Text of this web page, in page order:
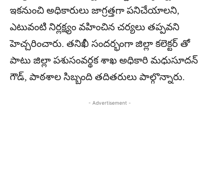
ఇకనుంచి అధికారులు జాగ్రత్తగా పనిచేయాలని,
ఎటువంటి నిర్లక్ష్యం వహించిన చర్యలు తప్పవని
హెచ్చరించారు. తనిఖీ సందర్భంగా జిల్లా కలెక్టర్ తో
పాటు జిల్లా పశుసంవర్థక శాఖ అధికారి మధుసూదన్
గౌడ్, పాఠశాల సిబ్బంది తదితరులు పాల్గొన్నారు.
- Advertisement -